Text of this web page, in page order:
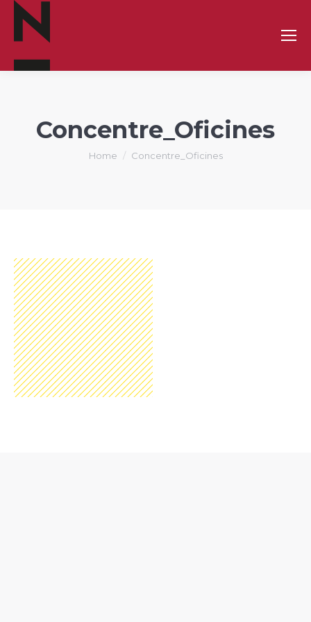
Concentre_Oficines
You are here:
Home Concentre_Oficines